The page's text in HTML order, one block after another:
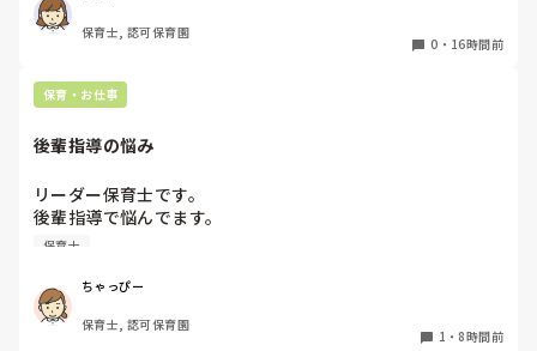
正直なところ、家から通いやすいか、給与はどうか…という
ところに重きを置いています
皆さんは、志望動機をどのように答えていますか？また、本
音はどうですか？
保育士, 認可保育園
0 ・ 16時間前
保育・お仕事
後輩指導の悩み
リーダー保育士です。
後輩指導で悩んでます。
初めて年長を持つ後輩がいますが
いで様子見てると直前になるまで何もアクションがなかった
り
他の職員に聞いてる様子もなくて
保育士
ちゃっぴー
保育士, 認可保育園
1 ・ 8時間前